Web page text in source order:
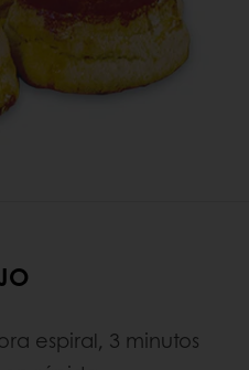
espiral, 3 minutos